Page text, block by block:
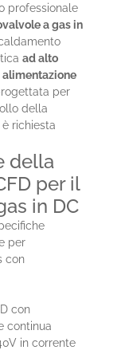
professionale
a gas in
ad alto
alimentazione
per
della
richiesta
della
per il
in DC
per
con
con
continua
in corrente